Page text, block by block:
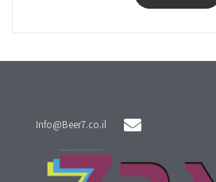
Info@Beer7.co.il